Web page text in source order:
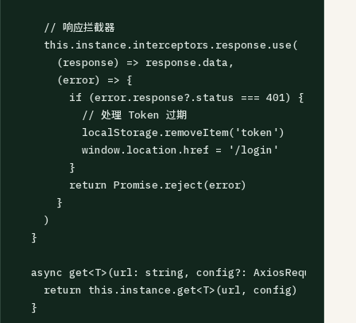
    // 响应拦截器
    this.instance.interceptors.response.use(
      (response) => response.data,
      (error) => {
        if (error.response?.status === 401) {
          // 处理 Token 过期
          localStorage.removeItem('token')
          window.location.href = '/login'
        }
        return Promise.reject(error)
      }
    )
  }
async get<T>(url: string, config?:
    return this.instance.get<T>(url, config)
  }